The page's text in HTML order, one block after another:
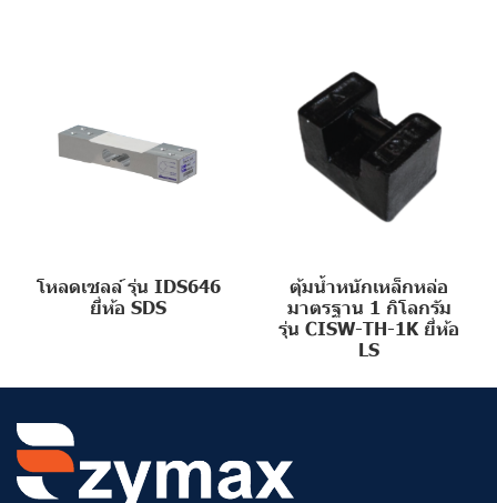
โหลดเซลล์ รุ่น IDS646
ยี่ห้อ SDS
ตุ้มน้ำหนักเหล็กหล่อ
มาตรฐาน 1 กิโลกรัม
รุ่น CISW-TH-1K ยี่ห้อ
LS